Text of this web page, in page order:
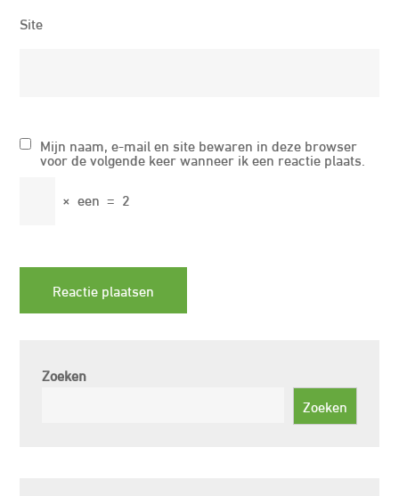
Site
Mijn naam, e-mail en site bewaren in deze browser
voor de volgende keer wanneer ik een reactie plaats.
× een = 2
Zoeken
Zoeken